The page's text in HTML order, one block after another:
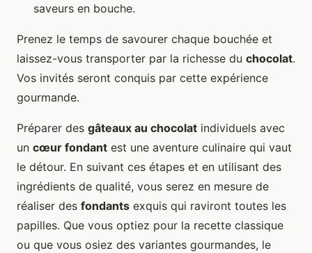
saveurs en bouche.
Prenez le temps de savourer chaque bouchée et
laissez-vous transporter par la richesse du chocolat.
Vos invités seront conquis par cette expérience
gourmande.
Préparer des gâteaux au chocolat individuels avec
un cœur fondant est une aventure culinaire qui vaut
le détour. En suivant ces étapes et en utilisant des
ingrédients de qualité, vous serez en mesure de
réaliser des fondants exquis qui raviront toutes les
papilles. Que vous optiez pour la recette classique
ou que vous osiez des variantes gourmandes, le